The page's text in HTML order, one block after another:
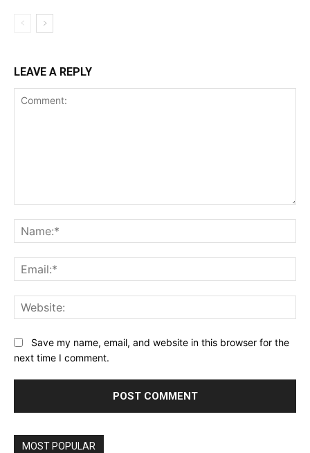
LEAVE A REPLY
Save my name, email, and website in this browser for the
next time I comment.
MOST POPULAR